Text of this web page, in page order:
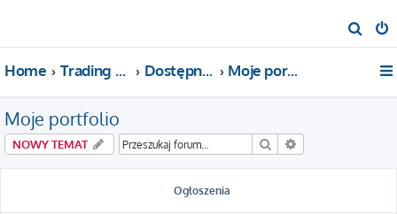
z
Home Trading For a Living Dostępne kategorie Moje portfolio
Moje portfolio
NOWY TEMAT Szukaj
Ogłoszenia